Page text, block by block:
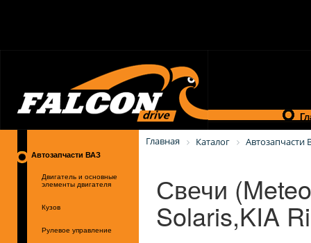
Автозапчасти ВАЗ
Двигатель и основные
элементы двигателя
Кузов
Рулевое управление
Главная Каталог Автозапчасти
Свечи
Solaris,KIA